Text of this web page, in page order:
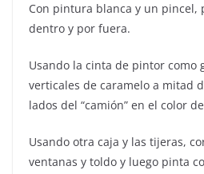
Con pintura blanca y un pincel,
dentro y por fuera.
Usando la cinta de pintor como
verticales de caramelo a mitad
lados del “camión” en el color
Usando otra caja y las tijeras,
ventanas y toldo y luego pinta